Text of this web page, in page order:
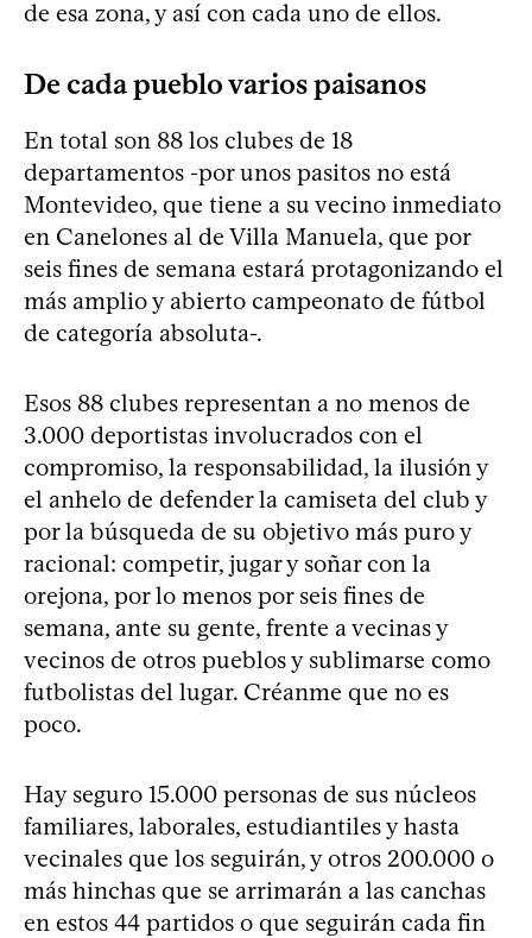
de esa zona, y así con cada uno de ellos.
De cada pueblo varios paisanos
En total son 88 los clubes de 18
departamentos -por unos pasitos no está
Montevideo, que tiene a su vecino inmediato
en Canelones al de Villa Manuela, que por
seis fines de semana estará protagonizando el
más amplio y abierto campeonato de fútbol
de categoría absoluta-.
Esos 88 clubes representan a no menos de
3.000 deportistas involucrados con el
compromiso, la responsabilidad, la ilusión y
el anhelo de defender la camiseta del club y
por la búsqueda de su objetivo más puro y
racional: competir, jugar y soñar con la
orejona, por lo menos por seis fines de
semana, ante su gente, frente a vecinas y
vecinos de otros pueblos y sublimarse como
futbolistas del lugar. Créanme que no es
poco.
Hay seguro 15.000 personas de sus núcleos
familiares, laborales, estudiantiles y hasta
vecinales que los seguirán, y otros 200.000 o
más hinchas que se arrimarán a las canchas
en estos 44 partidos o que seguirán cada fin